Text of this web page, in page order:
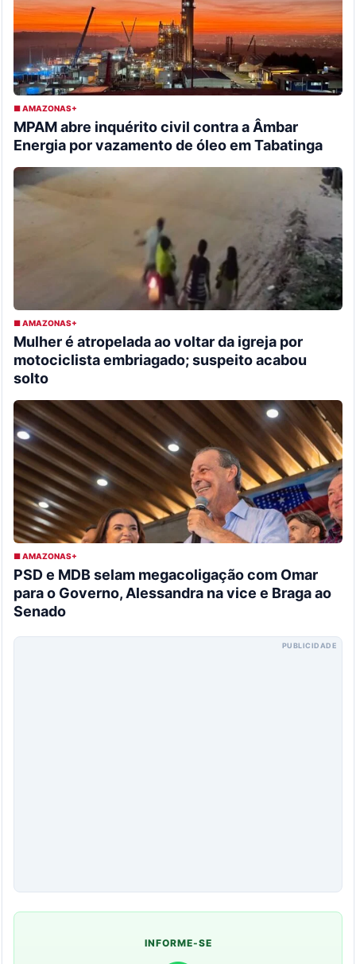
■ AMAZONAS+
MPAM abre inquérito civil contra a Âmbar
Energia por vazamento de óleo em Tabatinga
■ AMAZONAS+
Mulher é atropelada ao voltar da igreja por
motociclista embriagado; suspeito acabou
solto
■ AMAZONAS+
PSD e MDB selam megacoligação com Omar
para o Governo, Alessandra na vice e Braga ao
Senado
PUBLICIDADE
INFORME-SE